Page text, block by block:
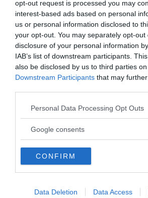
opt-out request is processed you may
interest-based ads based on personal
us or personal information disclosed to
your opt-out. You may separately opt-
disclosure of your personal information
IAB’s list of downstream participants.
also be disclosed by us to third parties
Downstream Participants that may
Please note that this website/app uses
not limited to your visit or usage
use your data for below specified
consent section.
Personal Data Processing Opt Outs
Google consents
CONFIRM
Data Deletion Data Access
lojalitet till regeringen.
Tittar vi då på EU:s kritik mot tex
där Sverige verkligen ställt sig
mot dessa länder så skulle jag vilja
med dagens sätt att tillsätta
domstolsväsendet inte tål en
Slutsats
Sensmoralen blir att inom alla
politiska herrar, att detta